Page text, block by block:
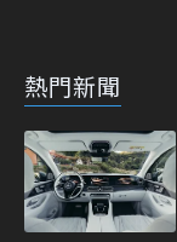
熱門新聞